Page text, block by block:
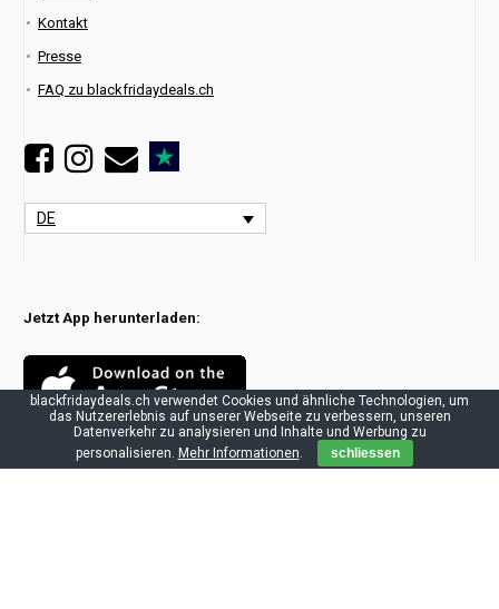
Kontakt
Presse
FAQ zu blackfridaydeals.ch
DE
Jetzt App herunterladen:
blackfridaydeals.ch verwendet Cookies und ähnliche Technologien, um
das Nutzererlebnis auf unserer Webseite zu verbessern, unseren
Datenverkehr zu analysieren und Inhalte und Werbung zu
personalisieren. Mehr Informationen. schliessen